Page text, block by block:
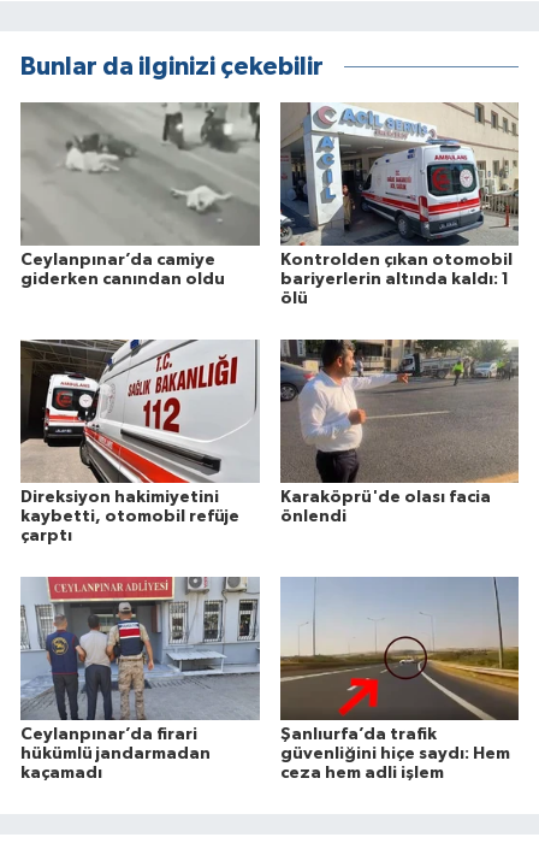
Bunlar da ilginizi çekebilir
Ceylanpınar’da camiye
giderken canından oldu
Kontrolden çıkan otomobil
bariyerlerin altında kaldı: 1
ölü
Direksiyon hakimiyetini
kaybetti, otomobil refüje
çarptı
Karaköprü'de olası facia
önlendi
Ceylanpınar’da firari
hükümlü jandarmadan
kaçamadı
Şanlıurfa’da trafik
güvenliğini hiçe saydı: Hem
ceza hem adli işlem